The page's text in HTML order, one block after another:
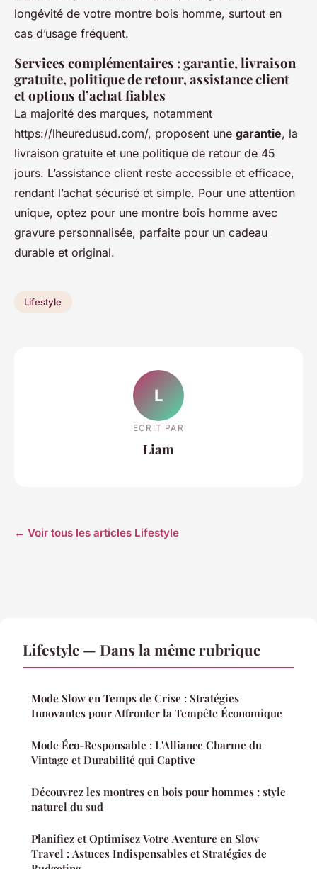
longévité de votre montre bois homme, surtout en
cas d’usage fréquent.
Services complémentaires : garantie, livraison
gratuite, politique de retour, assistance client
et options d’achat fiables
La majorité des marques, notamment
https://lheuredusud.com/, proposent une garantie, la
livraison gratuite et une politique de retour de 45
jours. L’assistance client reste accessible et efficace,
rendant l’achat sécurisé et simple. Pour une attention
unique, optez pour une montre bois homme avec
gravure personnalisée, parfaite pour un cadeau
durable et original.
Lifestyle
L
ECRIT PAR
Liam
← Voir tous les articles Lifestyle
Lifestyle — Dans la même rubrique
Mode Slow en Temps de Crise : Stratégies
Innovantes pour Affronter la Tempête Économique
Mode Éco-Responsable : L'Alliance Charme du
Vintage et Durabilité qui Captive
Découvrez les montres en bois pour hommes : style
naturel du sud
Planifiez et Optimisez Votre Aventure en Slow
Travel : Astuces Indispensables et Stratégies de